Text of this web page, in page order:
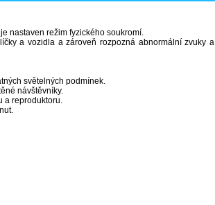
nastaven režim fyzického soukromí.
a vozidla a zároveň rozpozná abnormální zvuky a
světelných podmínek.
návštěvníky.
a reproduktoru.